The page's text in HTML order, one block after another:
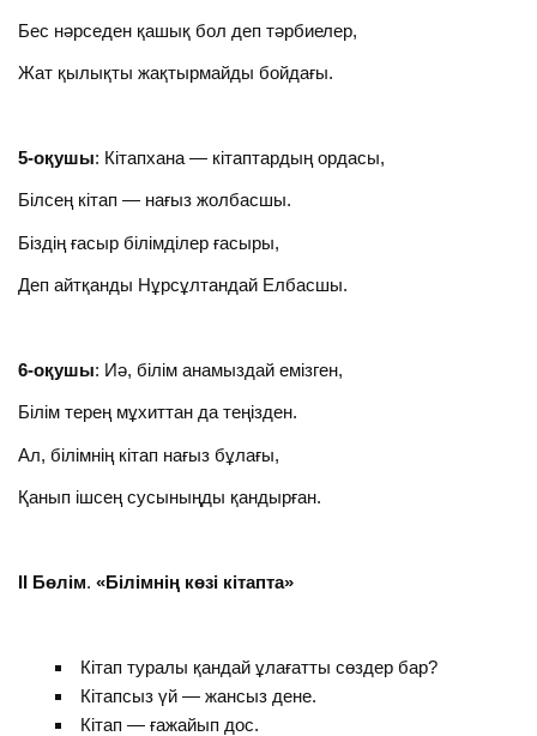
Бес нәрседен қашық бол деп тәрбиелер,
Жат қылықты жақтырмайды бойдағы.
5-оқушы: Кітапхана — кітаптардың ордасы,
Білсең кітап — нағыз жолбасшы.
Біздің ғасыр білімділер ғасыры,
Деп айтқанды Нұрсұлтандай Елбасшы.
6-оқушы: Иә, білім анамыздай емізген,
Білім терең мұхиттан да теңізден.
Ал, білімнің кітап нағыз бұлағы,
Қанып ішсең сусыныңды қандырған.
ІІ Бөлім.«Білімнің көзі кітапта»
Кітап туралы қандай ұлағатты сөздер бар?
Кітапсыз үй — жансыз дене.
Кітап — ғажайып дос.